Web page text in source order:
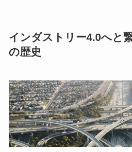
インダストリー4.0へと
の歴史